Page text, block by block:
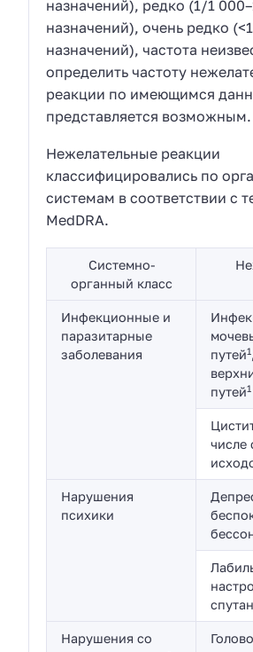
назначений), редко (1/1
назначений), очень редко
назначений), частота
определить частоту
реакции по имеющимся
представляется возможным.
Нежелательные реакции
классифицировались по
системам в соответствии с
MedDRA.
Системно-
органный класс
Инфекционные и
паразитарные
заболевания
путей1
путей1
числе
Нарушения
психики
Нарушения со